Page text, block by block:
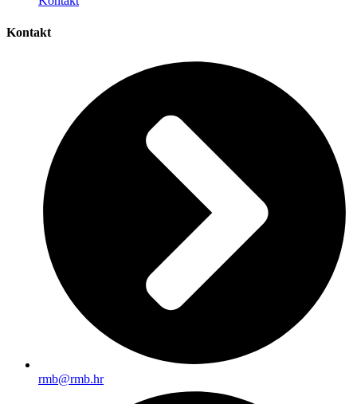
Kontakt
rmb@rmb.hr